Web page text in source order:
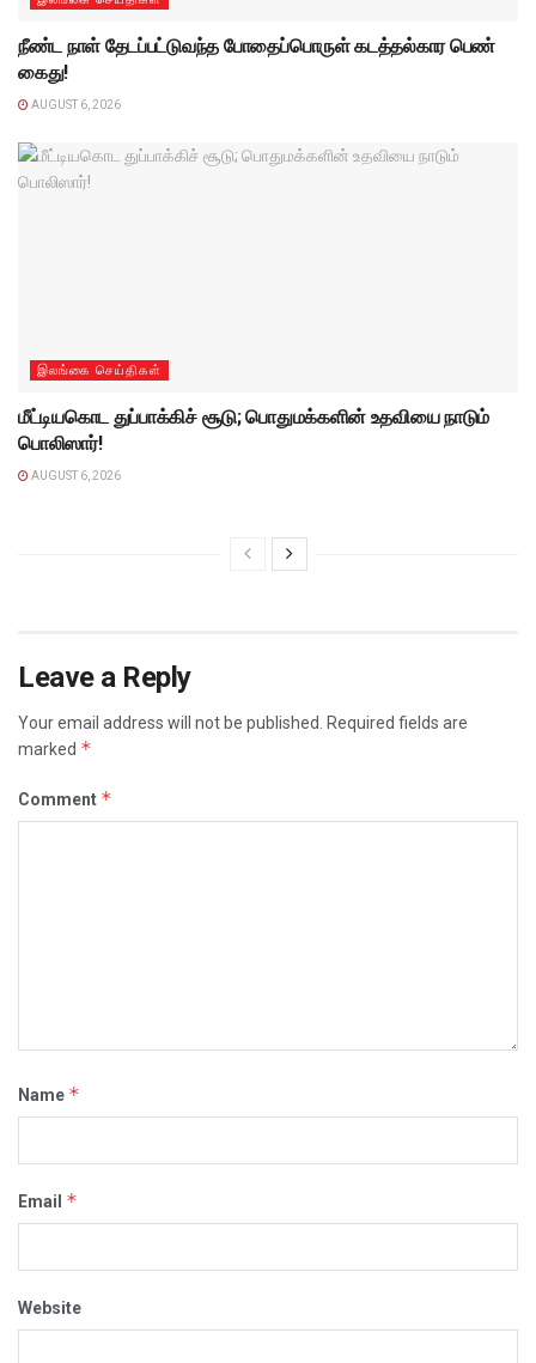
நீண்ட நாள் தேடப்பட்டுவந்த போதைப்பொருள் கடத்தல்கார பெண்
கைது!
AUGUST 6, 2026
இலங்கை செய்திகள்
மீட்டியகொட துப்பாக்கிச் சூடு; பொதுமக்களின் உதவியை நாடும்
பொலிஸார்!
AUGUST 6, 2026
Leave a Reply
Your email address will not be published.
Required fields are
marked *
Comment *
Name *
Email *
Website